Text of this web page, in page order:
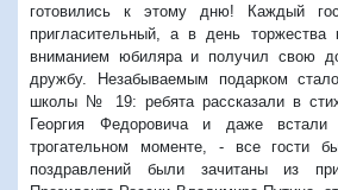
готовились к этому дню! Каждый
пригласительный, а в день
вниманием юбиляра и получил свою
дружбу. Незабываемым подарком
школы № 19: ребята рассказали в
Георгия Федоровича и даже
трогательном моменте, - все гости
поздравлений были зачитаны из